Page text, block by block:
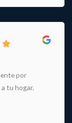
por
tu hogar.